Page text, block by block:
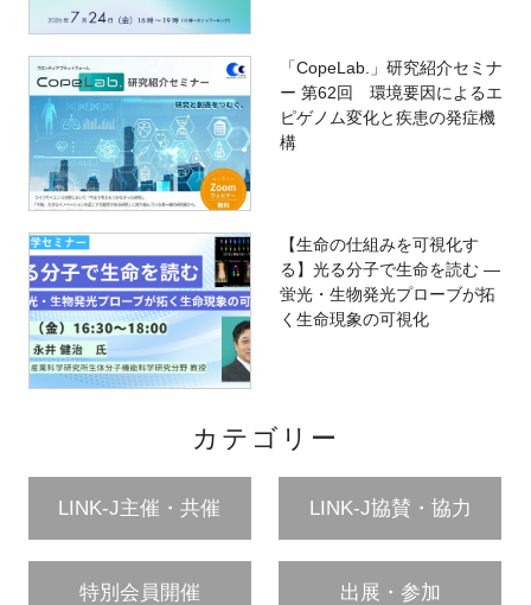
「CopeLab.」研究紹介セミナ
ー 第62回 環境要因によるエ
ピゲノム変化と疾患の発症機
構
【生命の仕組みを可視化す
る】光る分子で生命を読む ―
蛍光・生物発光プローブが拓
く生命現象の可視化
カテゴリー
LINK-J主催・共催 LINK-J協賛・協力
特別会員開催 出展・参加